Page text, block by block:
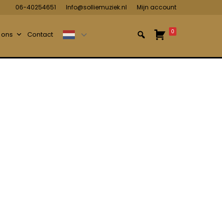
06-40254651 Info@solliemuziek.nl Mijn account
Contact 0